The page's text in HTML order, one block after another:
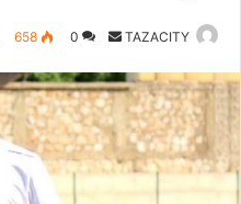
TAZACITY
س
ل
ب
ر
0
658